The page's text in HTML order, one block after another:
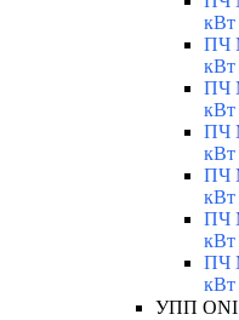
кВт
ПЧ
кВт
ПЧ
кВт
ПЧ
кВт
ПЧ
кВт
ПЧ
кВт
ПЧ
кВт
УПП ONI